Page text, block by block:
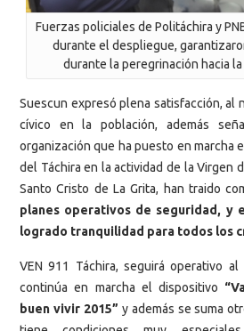
Fuerzas policiales de Politáchira y
durante el despliegue,
durante la peregrinación hacia la
Suescun expresó plena satisfacción, al
cívico en la población, además
organización que ha puesto en marcha
del Táchira en la actividad de la Virgen
Santo Cristo de La Grita, han traido
planes operativos de seguridad, y
logrado tranquilidad para todos los
VEN 911 Táchira, seguirá operativo
continúa en marcha el dispositivo
buen vivir 2015” y además se suma